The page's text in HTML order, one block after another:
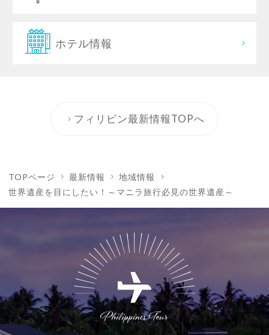
ホテル情報
フィリピン最新情報TOPへ
TOPページ 最新情報
地域情報
世界遺産を目にしたい！～マニラ旅行必見の世界遺産～